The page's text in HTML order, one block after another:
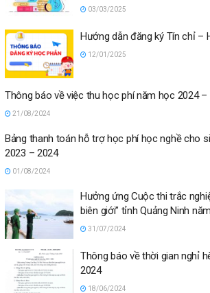
03/03/2025
Hướng dẫn đăng ký Tín chỉ –
12/01/2025
Thông báo về việc thu học phí năm học 2024 –
21/08/2024
Bảng thanh toán hỗ trợ học phí học nghề cho
2023 – 2024
01/08/2024
Hưởng ứng Cuộc thi trắc
biên giới” tỉnh Quảng Ninh
31/07/2024
Thông báo về thời gian nghỉ
2024
18/06/2024